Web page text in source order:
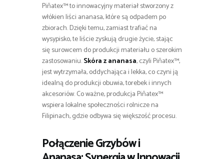
Piñatex™ to innowacyjny materiał stworzony z
włókien liści ananasa, które są odpadem po
zbiorach. Dzięki temu, zamiast trafiać na
wysypisko, te liście zyskują drugie życie, stając
się surowcem do produkcji materiału o szerokim
zastosowaniu.Skóra z ananasa, czyli Piñatex™,
jest wytrzymała, oddychająca i lekka, co czyni ją
idealną do produkcji obuwia, torebek i innych
akcesoriów. Co ważne, produkcja Piñatex™
wspiera lokalne społeczności rolnicze na
Filipinach, gdzie odbywa się większość procesu.
Połączenie Grzybów i